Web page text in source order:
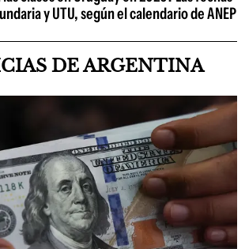
y UTU, según el calendario de ANEP
DE ARGENTINA